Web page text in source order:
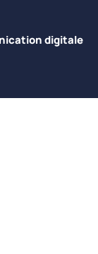
digitale